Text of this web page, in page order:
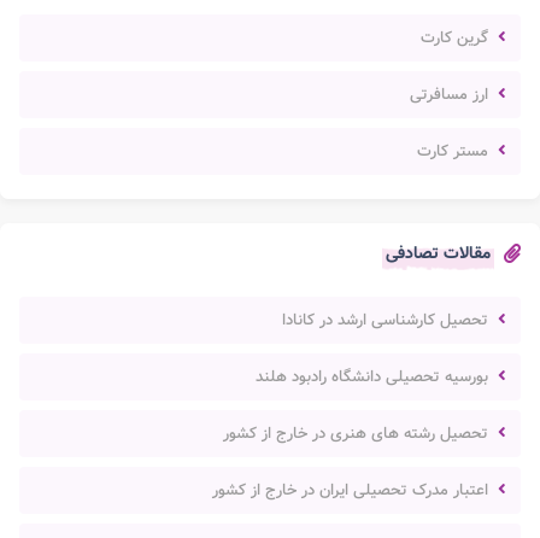
گرین کارت
ارز مسافرتی
مستر کارت
مقالات تصادفی
تحصیل کارشناسی ارشد در کانادا
بورسیه تحصیلی دانشگاه رادبود هلند
تحصیل رشته های هنری در خارج از کشور
اعتبار مدرک تحصیلی ایران در خارج از کشور